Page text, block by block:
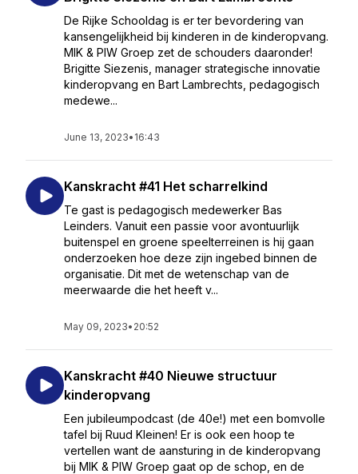
De Rijke Schooldag is er ter bevordering van
kansengelijkheid bij kinderen in de kinderopvang.
MIK & PIW Groep zet de schouders daaronder!
Brigitte Siezenis, manager strategische innovatie
kinderopvang en Bart Lambrechts, pedagogisch
medewe...
June 13, 2023• 16:43
Kanskracht #41 Het scharrelkind
Te gast is pedagogisch medewerker Bas
Leinders. Vanuit een passie voor avontuurlijk
buitenspel en groene speelterreinen is hij gaan
onderzoeken hoe deze zijn ingebed binnen de
organisatie. Dit met de wetenschap van de
meerwaarde die het heeft v...
May 09, 2023• 20:52
Kanskracht #40 Nieuwe structuur
kinderopvang
Een jubileumpodcast (de 40e!) met een bomvolle
tafel bij Ruud Kleinen! Er is ook een hoop te
vertellen want de aansturing in de kinderopvang
bij MIK & PIW Groep gaat op de schop, en de